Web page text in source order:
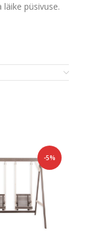
läike püsivuse.
-5%